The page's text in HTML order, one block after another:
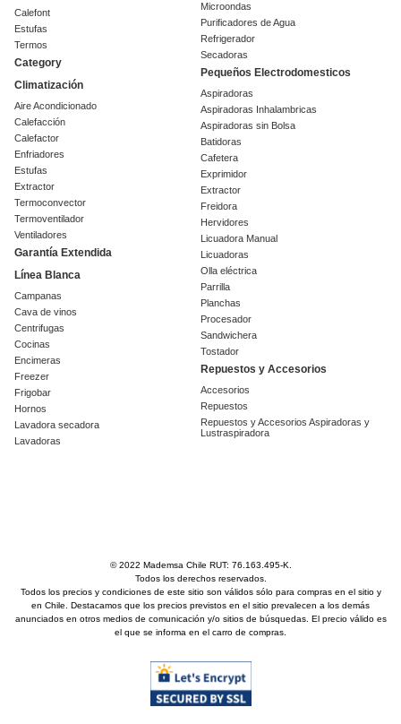
Calefont
Estufas
Termos
Category
Climatización
Aire Acondicionado
Calefacción
Calefactor
Enfriadores
Estufas
Extractor
Termoconvector
Termoventilador
Ventiladores
Garantía Extendida
Línea Blanca
Campanas
Cava de vinos
Centrifugas
Cocinas
Encimeras
Freezer
Frigobar
Hornos
Lavadora secadora
Lavadoras
Microondas
Purificadores de Agua
Refrigerador
Secadoras
Pequeños Electrodomesticos
Aspiradoras
Aspiradoras Inhalambricas
Aspiradoras sin Bolsa
Batidoras
Cafetera
Exprimidor
Extractor
Freidora
Hervidores
Licuadora Manual
Licuadoras
Olla eléctrica
Parrilla
Planchas
Procesador
Sandwichera
Tostador
Repuestos y Accesorios
Accesorios
Repuestos
Repuestos y Accesorios Aspiradoras y
Lustraspiradora
© 2022 Mademsa Chile RUT: 76.163.495-K.
Todos los derechos reservados.
Todos los precios y condiciones de este sitio son válidos sólo para compras en el sitio y
en Chile. Destacamos que los precios previstos en el sitio prevalecen a los demás
anunciados en otros medios de comunicación y/o sitios de búsquedas. El precio válido es
el que se informa en el carro de compras.